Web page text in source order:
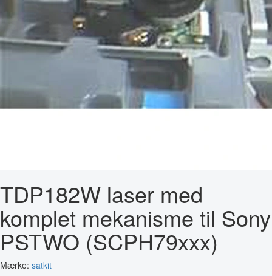
TDP182W laser med
komplet mekanisme til Sony
PSTWO (SCPH79xxx)
Mærke: satkit